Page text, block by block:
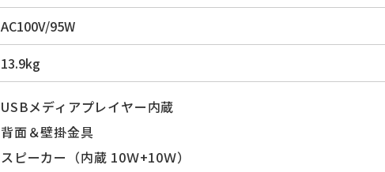
AC100V/95W
13.9kg
USBメディアプレイヤー内蔵
背面＆壁掛金具
スピーカー（内蔵 10Ｗ+10Ｗ）